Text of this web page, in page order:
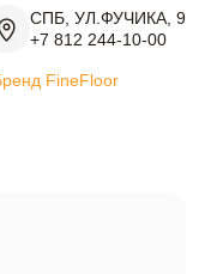
СПБ, УЛ.ФУЧИКА, 9
+7 812 244-10-00
FineFloor